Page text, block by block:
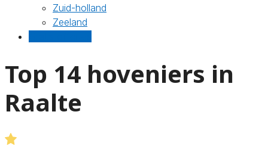
Zuid-holland
Zeeland
Top 14 hoveniers in
Raalte